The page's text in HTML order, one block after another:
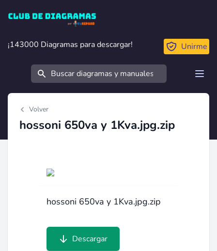
Club de Diagramas
¡143000 Diagramas para descargar!
¡143000 Diagramas para descargar! Unirme
Buscar
Volver
hossoni 650va y 1Kva.jpg.zip
hossoni 650va y 1Kva.jpg.zip
Descargar